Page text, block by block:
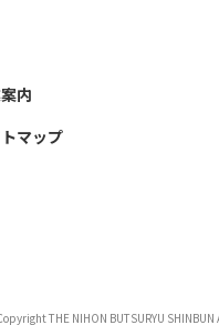
内
マップ
THE NIHON BUTSURYU